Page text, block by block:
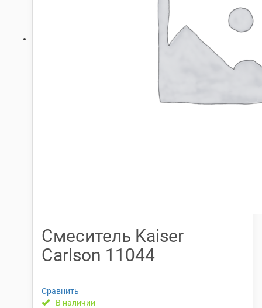
Смеситель Kaiser
Carlson 11044
Сравнить
В наличии